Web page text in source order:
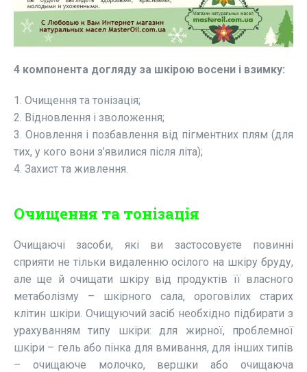
4 компонента догляду за шкірою восени і взимку:
1. Очищення та тонізація;
2. Відновлення і зволоження;
3. Оновлення і позбавлення від пігментних плям (для
тих, у кого вони з’явилися після літа);
4. Захист та живлення.
Очищення та тонізація
Очищаючі засоби, які ви застосовуєте повинні
сприяти не тільки видаленню осілого на шкіру бруду,
але ще й очищати шкіру від продуктів її власного
метаболізму – шкірного сала, ороговілих старих
клітин шкіри. Очищуючий засіб необхідно підбирати з
урахуванням типу шкіри: для жирної, проблемної
шкіри – гель або пінка для вмивання, для інших типів
– очищаюче молочко, вершки або очищаюча